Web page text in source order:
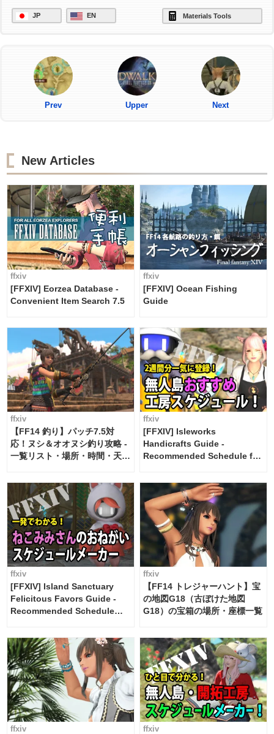
JP EN Materials Tools
Prev Upper Next
New Articles
ffxiv
[FFXIV] Eorzea Database -
Convenient Item Search 7.5
ffxiv
[FFXIV] Ocean Fishing
Guide
ffxiv
【FF14 釣り】パッチ7.5対
応！ヌシ＆オオヌシ釣り攻略 -
一覧リスト・場所・時間・天
ffxiv
[FFXIV] Isleworks
Handicrafts Guide -
Recommended Schedule for
ffxiv
[FFXIV] Island Sanctuary
Felicitous Favors Guide -
Recommended Schedule
ffxiv
【FF14 トレジャーハント】宝
の地図G18（古ぼけた地図
G18）の宝箱の場所・座標一覧
ffxiv ffxiv